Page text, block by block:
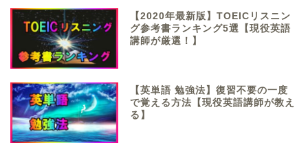
【2020年最新版】TOEICリスニン
グ参考書ランキング5選【現役英語
講師が厳選！】
【英単語 勉強法】復習不要の一度
で覚える方法【現役英語講師が教え
る】